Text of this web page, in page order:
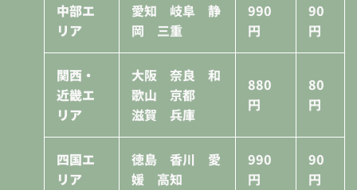
中部エ
リア
愛知 岐阜 静
岡 三重
990
円
90
円
関西・
近畿エ
リア
大阪 奈良 和
歌山 京都
滋賀 兵庫
880
円
80
円
四国エ
リア
徳島 香川 愛
媛 高知
990
円
90
円